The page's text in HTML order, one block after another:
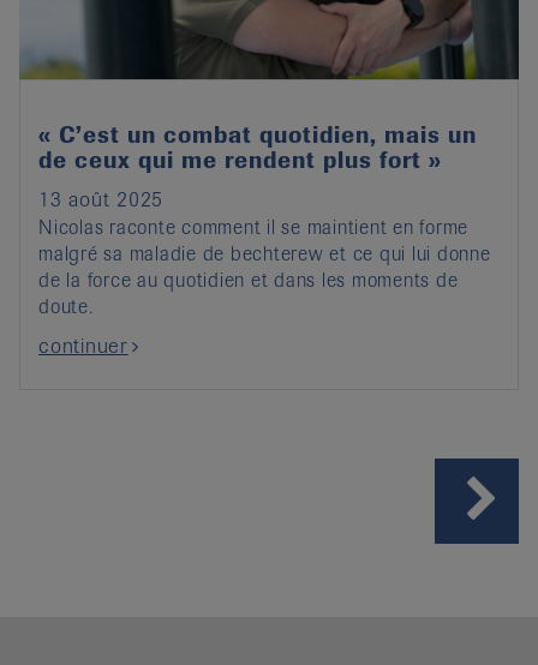
« C’est un combat quotidien, mais un
de ceux qui me rendent plus fort »
13 août 2025
Nicolas raconte comment il se maintient en forme
malgré sa maladie de bechterew et ce qui lui donne
de la force au quotidien et dans les moments de
doute.
continuer